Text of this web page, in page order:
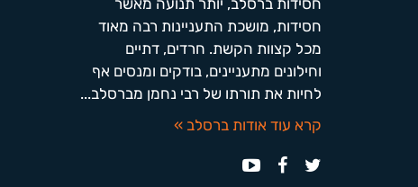
חסידות ברסלב, יותר תנועה מאשר
חסידות, מושכת התעניינות רבה מאוד
מכל קצוות הקשת. חרדים, דתיים
וחילונים מתעניינים, בודקים ומנסים אף
לחיות את תורתו של רבי נחמן מברסלב...
קרא עוד אודות ברסלב »